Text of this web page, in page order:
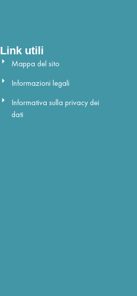
Link utili
Mappa del sito
Informazioni legali
Informativa sulla privacy dei
dati